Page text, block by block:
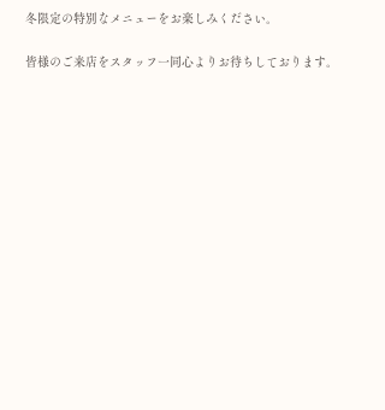
冬限定の特別なメニューをお楽しみください。
皆様のご来店をスタッフ一同心よりお待ちしております。